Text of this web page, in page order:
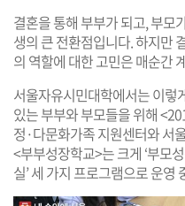
결혼을 통해 부부가 되고, 부모
생의 큰 전환점입니다. 하지만
의 역할에 대한 고민은 매순간
서울자유시민대학에서는 이렇
있는 부부와 부모들을 위해
정·다문화가족 지원센터와 서
<부부성장학교>는 크게 ‘부모
실’ 세 가지 프로그램으로 운영